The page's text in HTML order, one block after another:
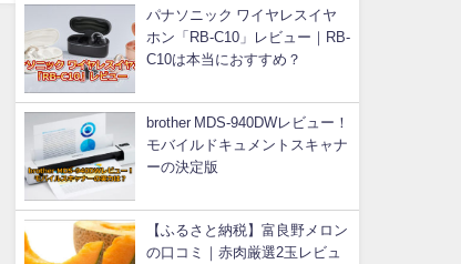
パナソニック ワイヤレスイヤ
ホン「RB-C10」レビュー｜RB-
C10は本当におすすめ？
brother MDS-940DWレビュー！
モバイルドキュメントスキャナ
ーの決定版
【ふるさと納税】富良野メロン
の口コミ｜赤肉厳選2玉レビュ